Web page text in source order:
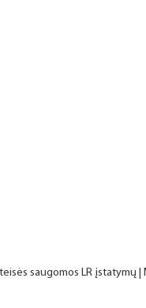
saugomos LR įstatymų